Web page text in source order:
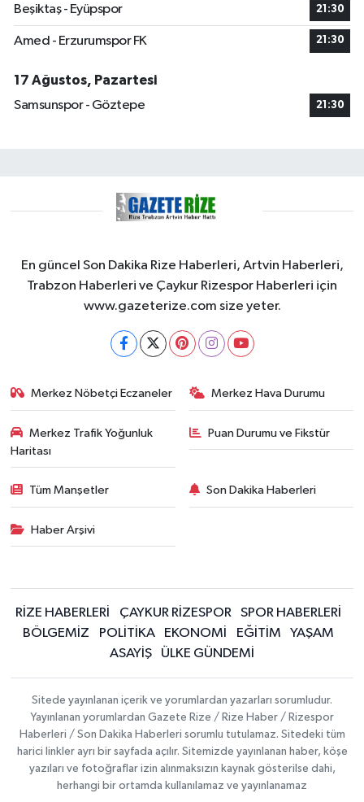
Beşiktaş - Eyüpspor 21:30
Amed - Erzurumspor FK 21:30
17 Ağustos, Pazartesi
Samsunspor - Göztepe
21:30
En güncel Son Dakika Rize Haberleri, Artvin Haberleri,
Trabzon Haberleri ve Çaykur Rizespor Haberleri için
www.gazeterize.com size yeter.
Merkez Nöbetçi Eczaneler Merkez Hava Durumu
Merkez Trafik Yoğunluk
Haritası
Puan Durumu ve Fikstür
Tüm Manşetler Son Dakika Haberleri
Haber Arşivi
RİZE HABERLERİ ÇAYKUR RİZESPOR
SPOR HABERLERİ
BÖLGEMİZ
POLİTİKA EKONOMİ EĞİTİM
YAŞAM
ASAYİŞ
ÜLKE GÜNDEMİ
Sitede yayınlanan içerik ve yorumlardan yazarları sorumludur.
Yayınlanan yorumlardan Gazete Rize / Rize Haber / Rizespor
Haberleri / Son Dakika Haberleri sorumlu tutulamaz. Sitedeki tüm
harici linkler ayrı bir sayfada açılır. Sitemizde yayınlanan haber, köşe
yazıları ve fotoğraflar izin alınmaksızın kaynak gösterilse dahi,
herhangi bir ortamda kullanılamaz ve yayınlanamaz